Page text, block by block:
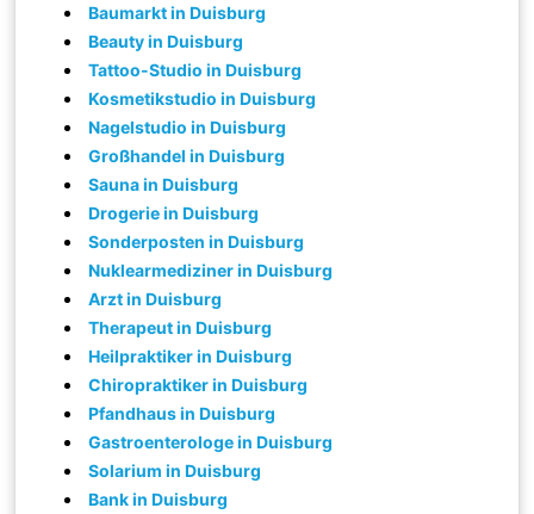
Baumarkt in Duisburg
Beauty in Duisburg
Tattoo-Studio in Duisburg
Kosmetikstudio in Duisburg
Nagelstudio in Duisburg
Großhandel in Duisburg
Sauna in Duisburg
Drogerie in Duisburg
Sonderposten in Duisburg
Nuklearmediziner in Duisburg
Arzt in Duisburg
Therapeut in Duisburg
Heilpraktiker in Duisburg
Chiropraktiker in Duisburg
Pfandhaus in Duisburg
Gastroenterologe in Duisburg
Solarium in Duisburg
Bank in Duisburg